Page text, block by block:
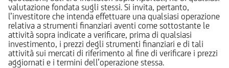
valutazione fondata sugli stessi. Si invita, pertanto,
l’investitore che intenda effettuare una qualsiasi operazione
relativa a strumenti finanziari aventi come sottostante le
attività sopra indicate a verificare, prima di qualsiasi
investimento, i prezzi degli strumenti finanziari e di tali
attività sui mercati di riferimento al fine di verificare i prezzi
aggiornati e i termini dell’operazione stessa.